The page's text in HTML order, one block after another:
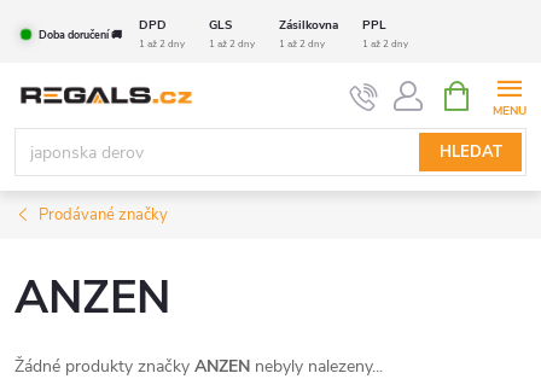
Doba doručení 🚚
DPD GLS Zásilkovna PPL
1 až 2 dny 1 až 2 dny 1 až 2 dny 1 až 2 dny
HLEDAT
NÁKUPNÍ
KOŠÍK
Prodávané značky
ANZEN
Žádné produkty značky ANZEN nebyly nalezeny...